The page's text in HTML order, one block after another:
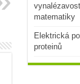
matematiky
Elektrická
proteinů